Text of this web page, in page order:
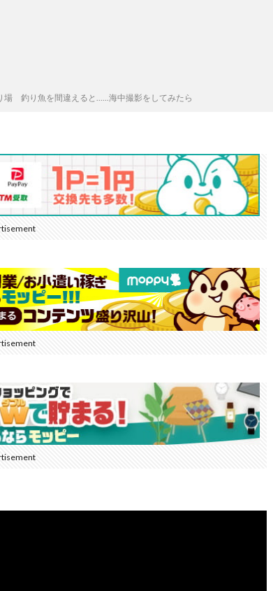
釣り魚を間違えると......海中撮影をしてみたら